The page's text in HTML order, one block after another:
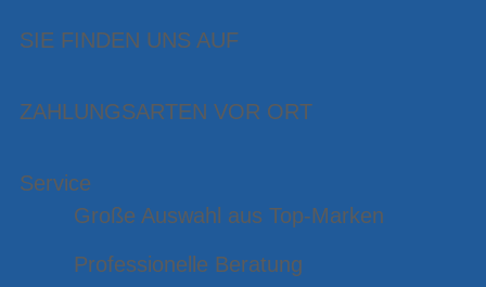
SIE FINDEN UNS AUF
ZAHLUNGSARTEN VOR ORT
Service
Große Auswahl aus Top-Marken
Professionelle Beratung